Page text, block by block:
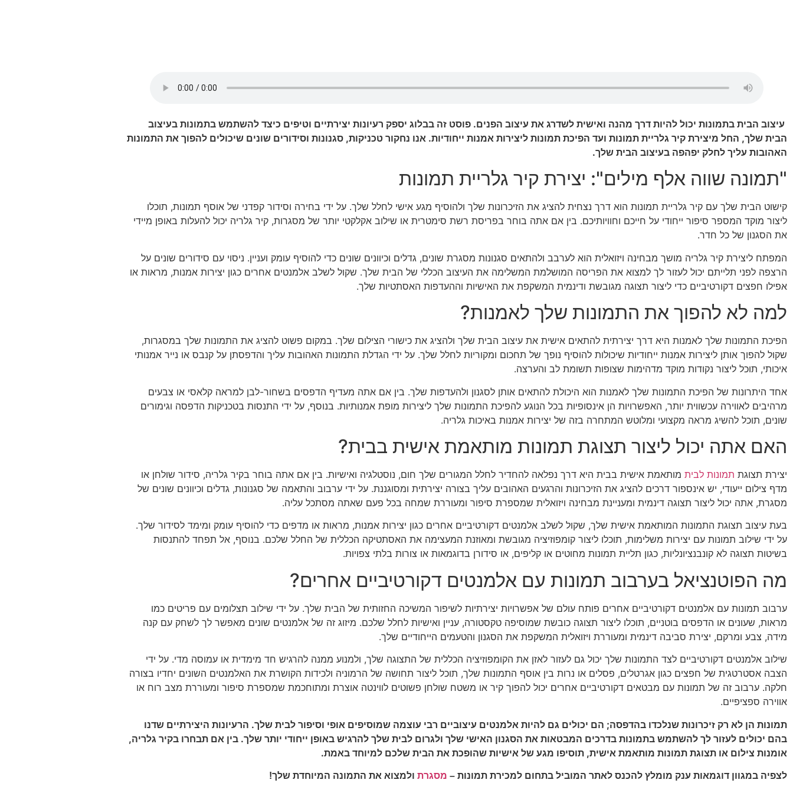
עיצוב הבית בתמונות יכול להיות דרך מהנה ואישית לשדרג את עיצוב הפנים. פוסט זה בבלוג יספק רעיונות יצירתיים וטיפים כיצד להשתמש בתמונות בעיצוב
הבית שלך, החל מיצירת קיר גלריית תמונות ועד הפיכת תמונות ליצירות אמנות ייחודיות. אנו נחקור טכניקות, סגנונות וסידורים שונים שיכולים להפוך את התמונות
האהובות עליך לחלק יפהפה בעיצוב הבית שלך.
"תמונה שווה אלף מילים": יצירת קיר גלריית תמונות
קישוט הבית שלך עם קיר גלריית תמונות הוא דרך נצחית להציג את הזיכרונות שלך ולהוסיף מגע אישי לחלל שלך. על ידי בחירה וסידור קפדני של אוסף תמונות, תוכלו
ליצור מוקד המספר סיפור ייחודי על חייכם וחוויותיכם. בין אם אתה בוחר בפריסת רשת סימטרית או שילוב אקלקטי יותר של מסגרות, קיר גלריה יכול להעלות באופן מיידי
את הסגנון של כל חדר.
המפתח ליצירת קיר גלריה מושך מבחינה ויזואלית הוא לערבב ולהתאים סגנונות מסגרת שונים, גדלים וכיוונים שונים כדי להוסיף עומק ועניין. ניסוי עם סידורים שונים על
הרצפה לפני תלייתם יכול לעזור לך למצוא את הפריסה המושלמת המשלימה את העיצוב הכללי של הבית שלך. שקול לשלב אלמנטים אחרים כגון יצירות אמנות, מראות או
אפילו חפצים דקורטיביים כדי ליצור תצוגה מגובשת ודינמית המשקפת את האישיות וההעדפות האסתטיות שלך.
למה לא להפוך את התמונות שלך לאמנות?
הפיכת התמונות שלך לאמנות היא דרך יצירתית להתאים אישית את עיצוב הבית שלך ולהציג את כישורי הצילום שלך. במקום פשוט להציג את התמונות שלך במסגרות,
שקול להפוך אותן ליצירות אמנות ייחודיות שיכולות להוסיף נופך של תחכום ומקוריות לחלל שלך. על ידי הגדלת התמונות האהובות עליך והדפסתן על קנבס או נייר אמנותי
איכותי, תוכל ליצור נקודות מוקד מדהימות שצופות תשומת לב והערצה.
אחד היתרונות של הפיכת התמונות שלך לאמנות הוא היכולת להתאים אותן לסגנון ולהעדפות שלך. בין אם אתה מעדיף הדפסים בשחור-לבן למראה קלאסי או צבעים
מרהיבים לאווירה עכשווית יותר, האפשרויות הן אינסופיות בכל הנוגע להפיכת התמונות שלך ליצירות מופת אמנותיות. בנוסף, על ידי התנסות בטכניקות הדפסה וגימורים
שונים, תוכל להשיג מראה מקצועי ומלוטש המתחרה בזה של יצירות אמנות באיכות גלריה.
האם אתה יכול ליצור תצוגת תמונות מותאמת אישית בבית?
יצירת תצוגת תמונות לבית מותאמת אישית בבית היא דרך נפלאה להחדיר לחלל המגורים שלך חום, נוסטלגיה ואישיות. בין אם אתה בוחר בקיר גלריה, סידור שולחן או
מדף צילום ייעודי, יש אינספור דרכים להציג את הזיכרונות והרגעים האהובים עליך בצורה יצירתית ומסוגננת. על ידי ערבוב והתאמה של סגנונות, גדלים וכיוונים שונים של
מסגרת, אתה יכול ליצור תצוגה דינמית ומעניינת מבחינה ויזואלית שמספרת סיפור ומעוררת שמחה בכל פעם שאתה מסתכל עליה.
בעת עיצוב תצוגת התמונות המותאמת אישית שלך, שקול לשלב אלמנטים דקורטיביים אחרים כגון יצירות אמנות, מראות או מדפים כדי להוסיף עומק ומימד לסידור שלך.
על ידי שילוב תמונות עם יצירות משלימות, תוכלו ליצור קומפוזיציה מגובשת ומאוזנת המעצימה את האסתטיקה הכללית של החלל שלכם. בנוסף, אל תפחד להתנסות
בשיטות תצוגה לא קונבנציונליות, כגון תליית תמונות מחוטים או קליפים, או סידורן בדוגמאות או צורות בלתי צפויות.
מה הפוטנציאל בערבוב תמונות עם אלמנטים דקורטיביים אחרים?
ערבוב תמונות עם אלמנטים דקורטיביים אחרים פותח עולם של אפשרויות יצירתיות לשיפור המשיכה החזותית של הבית שלך. על ידי שילוב תצלומים עם פריטים כמו
מראות, שעונים או הדפסים בוטניים, תוכלו ליצור תצוגה כובשת שמוסיפה טקסטורה, עניין ואישיות לחלל שלכם. מיזוג זה של אלמנטים שונים מאפשר לך לשחק עם קנה
מידה, צבע ומרקם, יצירת סביבה דינמית ומעוררת ויזואלית המשקפת את הסגנון והטעמים הייחודיים שלך.
שילוב אלמנטים דקורטיביים לצד התמונות שלך יכול גם לעזור לאזן את הקומפוזיציה הכללית של התצוגה שלך, ולמנוע ממנה להרגיש חד מימדית או עמוסה מדי. על ידי
הצבה אסטרטגית של חפצים כגון אגרטלים, פסלים או נרות בין אוסף התמונות שלך, תוכל ליצור תחושה של הרמוניה ולכידות הקושרת את האלמנטים השונים יחדיו בצורה
חלקה. ערבוב זה של תמונות עם מבטאים דקורטיביים אחרים יכול להפוך קיר או משטח שולחן פשוטים לווינטה אוצרת ומתוחכמת שמספרת סיפור ומעוררת מצב רוח או
אווירה ספציפיים.
תמונות הן לא רק זיכרונות שנלכדו בהדפסה; הם יכולים גם להיות אלמנטים עיצוביים רבי עוצמה שמוסיפים אופי וסיפור לבית שלך. הרעיונות היצירתיים שדנו
בהם יכולים לעזור לך להשתמש בתמונות בדרכים המבטאות את הסגנון האישי שלך ולגרום לבית שלך להרגיש באופן ייחודי יותר שלך. בין אם תבחרו בקיר גלריה,
אומנות צילום או תצוגת תמונות מותאמת אישית, תוסיפו מגע של אישיות שהופכת את הבית שלכם למיוחד באמת.
לצפיה במגוון דוגמאות ענק מומלץ להכנס לאתר המוביל בתחום למכירת תמונות – מסגרת ולמצוא את התמונה המיוחדת שלך!